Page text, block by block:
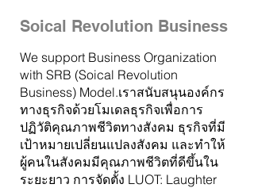
Soical Revolution Business
We support Business Organization
with SRB (Soical Revolution
Business) Model.เราสนับสนุนองค์กร
ทางธุรกิจด้วยโมเดลธุรกิจเพื่อการ
ปฏิวัติคุณภาพชีวิตทางสังคม ธุรกิจที่มี
เป้าหมายเปลี่ยนแปลงสังคม และทำให้
ผู้คนในสังคมมีคุณภาพชีวิตที่ดีขึ้นใน
ระยะยาว การจัดตั้ง LUOT: Laughter